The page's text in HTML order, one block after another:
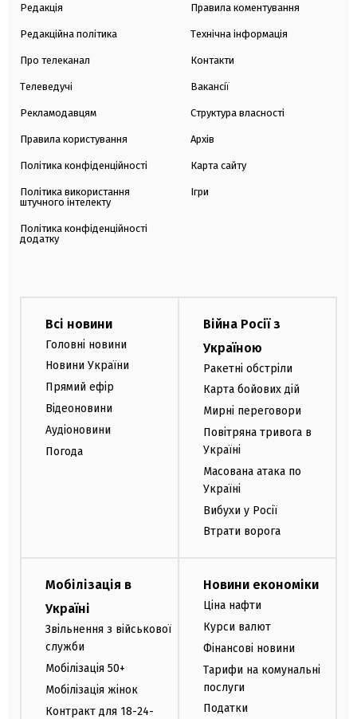
Редакція
Редакційна політика
Про телеканал
Телеведучі
Рекламодавцям
Правила користування
Політика конфіденційності
Політика використання
штучного інтелекту
Політика конфіденційності
додатку
Правила коментування
Технічна інформація
Контакти
Вакансії
Структура власності
Архів
Карта сайту
Ігри
Всі новини
Головні новини
Новини України
Прямий ефір
Відеоновини
Аудіоновини
Погода
Війна Росії з
Україною
Ракетні обстріли
Карта бойових дій
Мирні переговори
Повітряна тривога в
Україні
Масована атака по
Україні
Вибухи у Росії
Втрати ворога
Мобілізація в
Україні
Звільнення з військової
служби
Мобілізація 50+
Мобілізація жінок
Контракт для 18-24-
Новини економіки
Ціна нафти
Курси валют
Фінансові новини
Тарифи на комунальні
послуги
Податки